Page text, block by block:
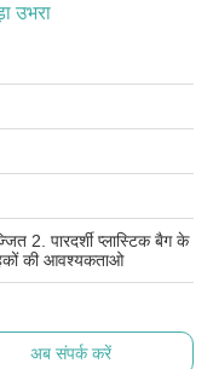
उभरा
2. पारदर्शी प्लास्टिक बैग के
की आवश्यकताओ
अब संपर्क करें